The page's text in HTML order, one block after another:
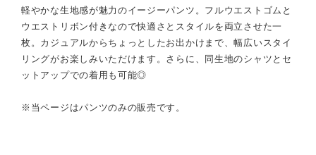
軽やかな生地感が魅力のイージーパンツ。フルウエストゴムと
ウエストリボン付きなので快適さとスタイルを両立させた一
枚。カジュアルからちょっとしたお出かけまで、幅広いスタイ
リングがお楽しみいただけます。さらに、同生地のシャツとセ
ットアップでの着用も可能◎
※当ページはパンツのみの販売です。